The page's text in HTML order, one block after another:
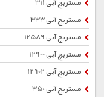
مستربچ آبی 333
مستربچ آبی 12589
مستربچ آبی 12900
مستربچ آبی 12902
مستربچ آبی 350